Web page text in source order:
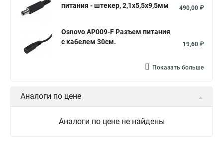
питания - штекер, 2,1x5,5x9,5мм
490,00 ₽
Osnovo AP009-F Разъем питания
с кабелем 30см.
19,60 ₽
Показать больше
Аналоги по цене
Аналоги по цене не найдены